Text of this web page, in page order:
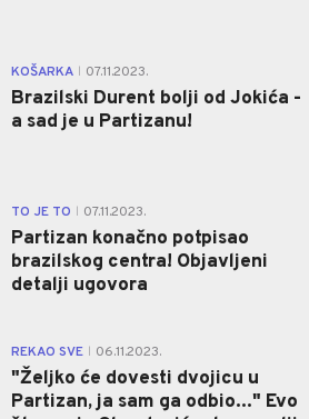
KOŠARKA 07.11.2023.
Brazilski Durent bolji od Jokića -
a sad je u Partizanu!
TO JE TO 07.11.2023.
Partizan konačno potpisao
brazilskog centra! Objavljeni
detalji ugovora
REKAO SVE 06.11.2023.
"Željko će dovesti dvojicu u
Partizan, ja sam ga odbio..." Evo